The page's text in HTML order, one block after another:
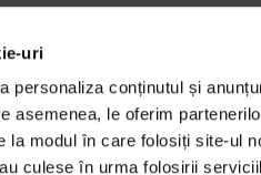
uri
personaliza conținutul și
asemenea, le oferim
la modul în care folosiți site-ul
culese în urma folosirii
Contact
Politica de livrare
Angajari - Cariere